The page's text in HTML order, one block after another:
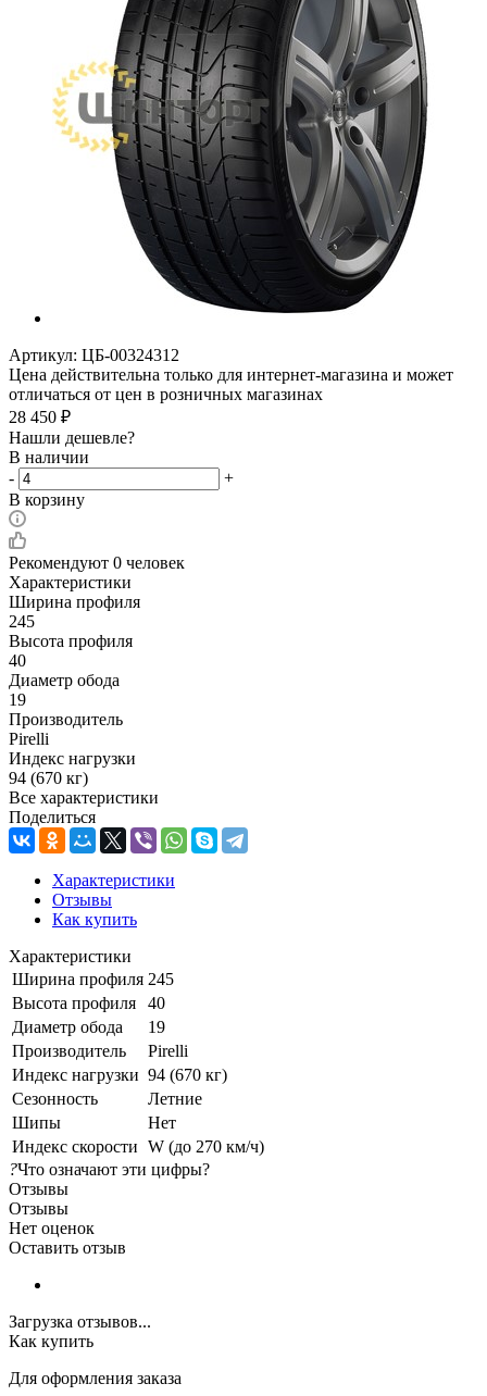
Артикул: ЦБ-00324312
Цена действительна только для интернет-магазина и может
отличаться от цен в розничных магазинах
28 450 ₽
Нашли дешевле?
В наличии
-
+
В корзину
Рекомендуют 0 человек
Характеристики
Ширина профиля
245
Высота профиля
40
Диаметр обода
19
Производитель
Pirelli
Индекс нагрузки
94 (670 кг)
Все характеристики
Поделиться
Характеристики
Отзывы
Как купить
Характеристики
Ширина профиля 245
Высота профиля
40
Диаметр обода
19
Производитель
Pirelli
Индекс нагрузки 94 (670 кг)
Сезонность
Летние
Шипы
Нет
Индекс скорости W (до 270 км/ч)
?Что означают эти цифры?
Отзывы
Отзывы
Нет оценок
Оставить отзыв
Загрузка отзывов...
Как купить
Для оформления заказа